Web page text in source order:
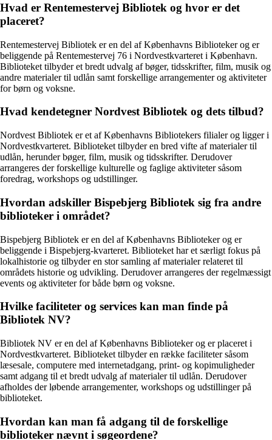
Hvad er Rentemestervej Bibliotek og hvor er det
placeret?
Rentemestervej Bibliotek er en del af Københavns Biblioteker og er
beliggende på Rentemestervej 76 i Nordvestkvarteret i København.
Biblioteket tilbyder et bredt udvalg af bøger, tidsskrifter, film, musik og
andre materialer til udlån samt forskellige arrangementer og aktiviteter
for børn og voksne.
Hvad kendetegner Nordvest Bibliotek og dets tilbud?
Nordvest Bibliotek er et af Københavns Bibliotekers filialer og ligger i
Nordvestkvarteret. Biblioteket tilbyder en bred vifte af materialer til
udlån, herunder bøger, film, musik og tidsskrifter. Derudover
arrangeres der forskellige kulturelle og faglige aktiviteter såsom
foredrag, workshops og udstillinger.
Hvordan adskiller Bispebjerg Bibliotek sig fra andre
biblioteker i området?
Bispebjerg Bibliotek er en del af Københavns Biblioteker og er
beliggende i Bispebjerg-kvarteret. Biblioteket har et særligt fokus på
lokalhistorie og tilbyder en stor samling af materialer relateret til
områdets historie og udvikling. Derudover arrangeres der regelmæssigt
events og aktiviteter for både børn og voksne.
Hvilke faciliteter og services kan man finde på
Bibliotek NV?
Bibliotek NV er en del af Københavns Biblioteker og er placeret i
Nordvestkvarteret. Biblioteket tilbyder en række faciliteter såsom
læsesale, computere med internetadgang, print- og kopimuligheder
samt adgang til et bredt udvalg af materialer til udlån. Derudover
afholdes der løbende arrangementer, workshops og udstillinger på
biblioteket.
Hvordan kan man få adgang til de forskellige
biblioteker nævnt i søgeordene?